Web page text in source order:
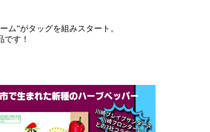
ム”がタッグを組みスタート。
す！